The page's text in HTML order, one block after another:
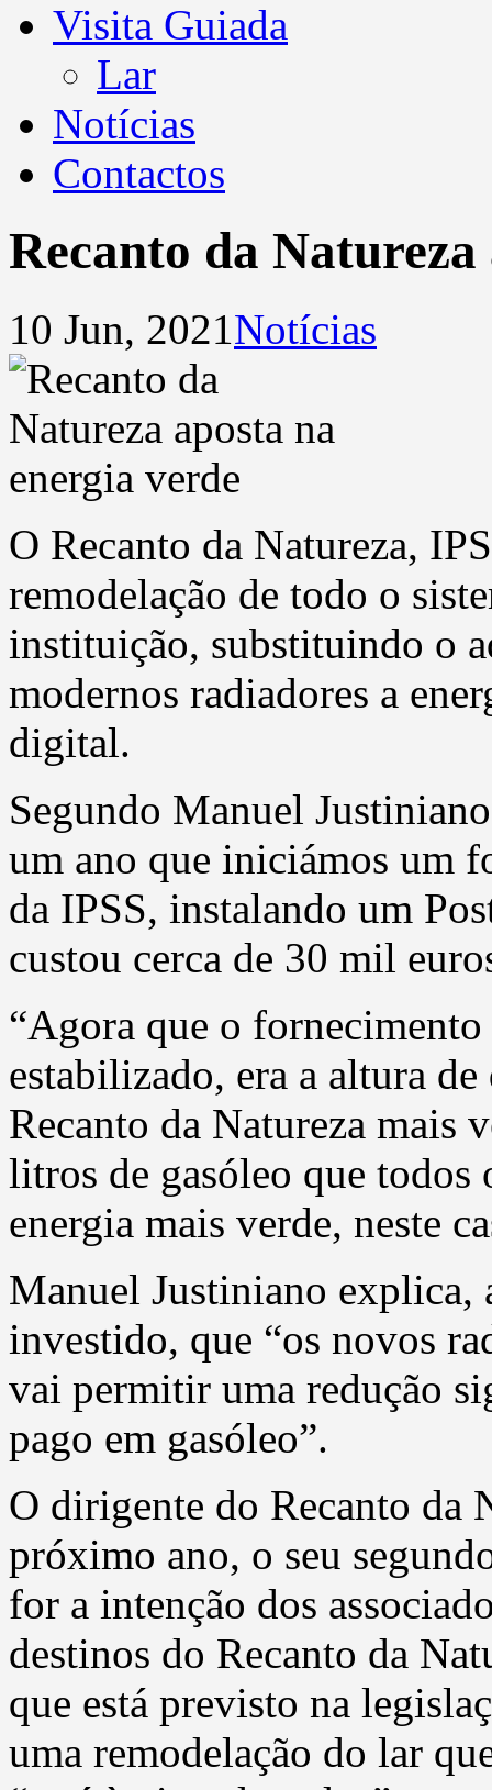
Visita Guiada
Lar
Notícias
Contactos
Recanto da
10 Jun, 2021Notícias
O Recanto da Natureza,
remodelação de todo o
instituição, substituindo o
modernos radiadores a
digital.
Segundo Manuel
um ano que iniciámos um
da IPSS, instalando um
custou cerca de 30 mil
“Agora que o fornecimento
estabilizado, era a altura
Recanto da Natureza mais
litros de gasóleo que todos
energia mais verde, neste
Manuel Justiniano
investido, que “os novos
vai permitir uma redução
pago em gasóleo”.
O dirigente do Recanto da
próximo ano, o seu
for a intenção dos
destinos do Recanto da
que está previsto na
uma remodelação do lar